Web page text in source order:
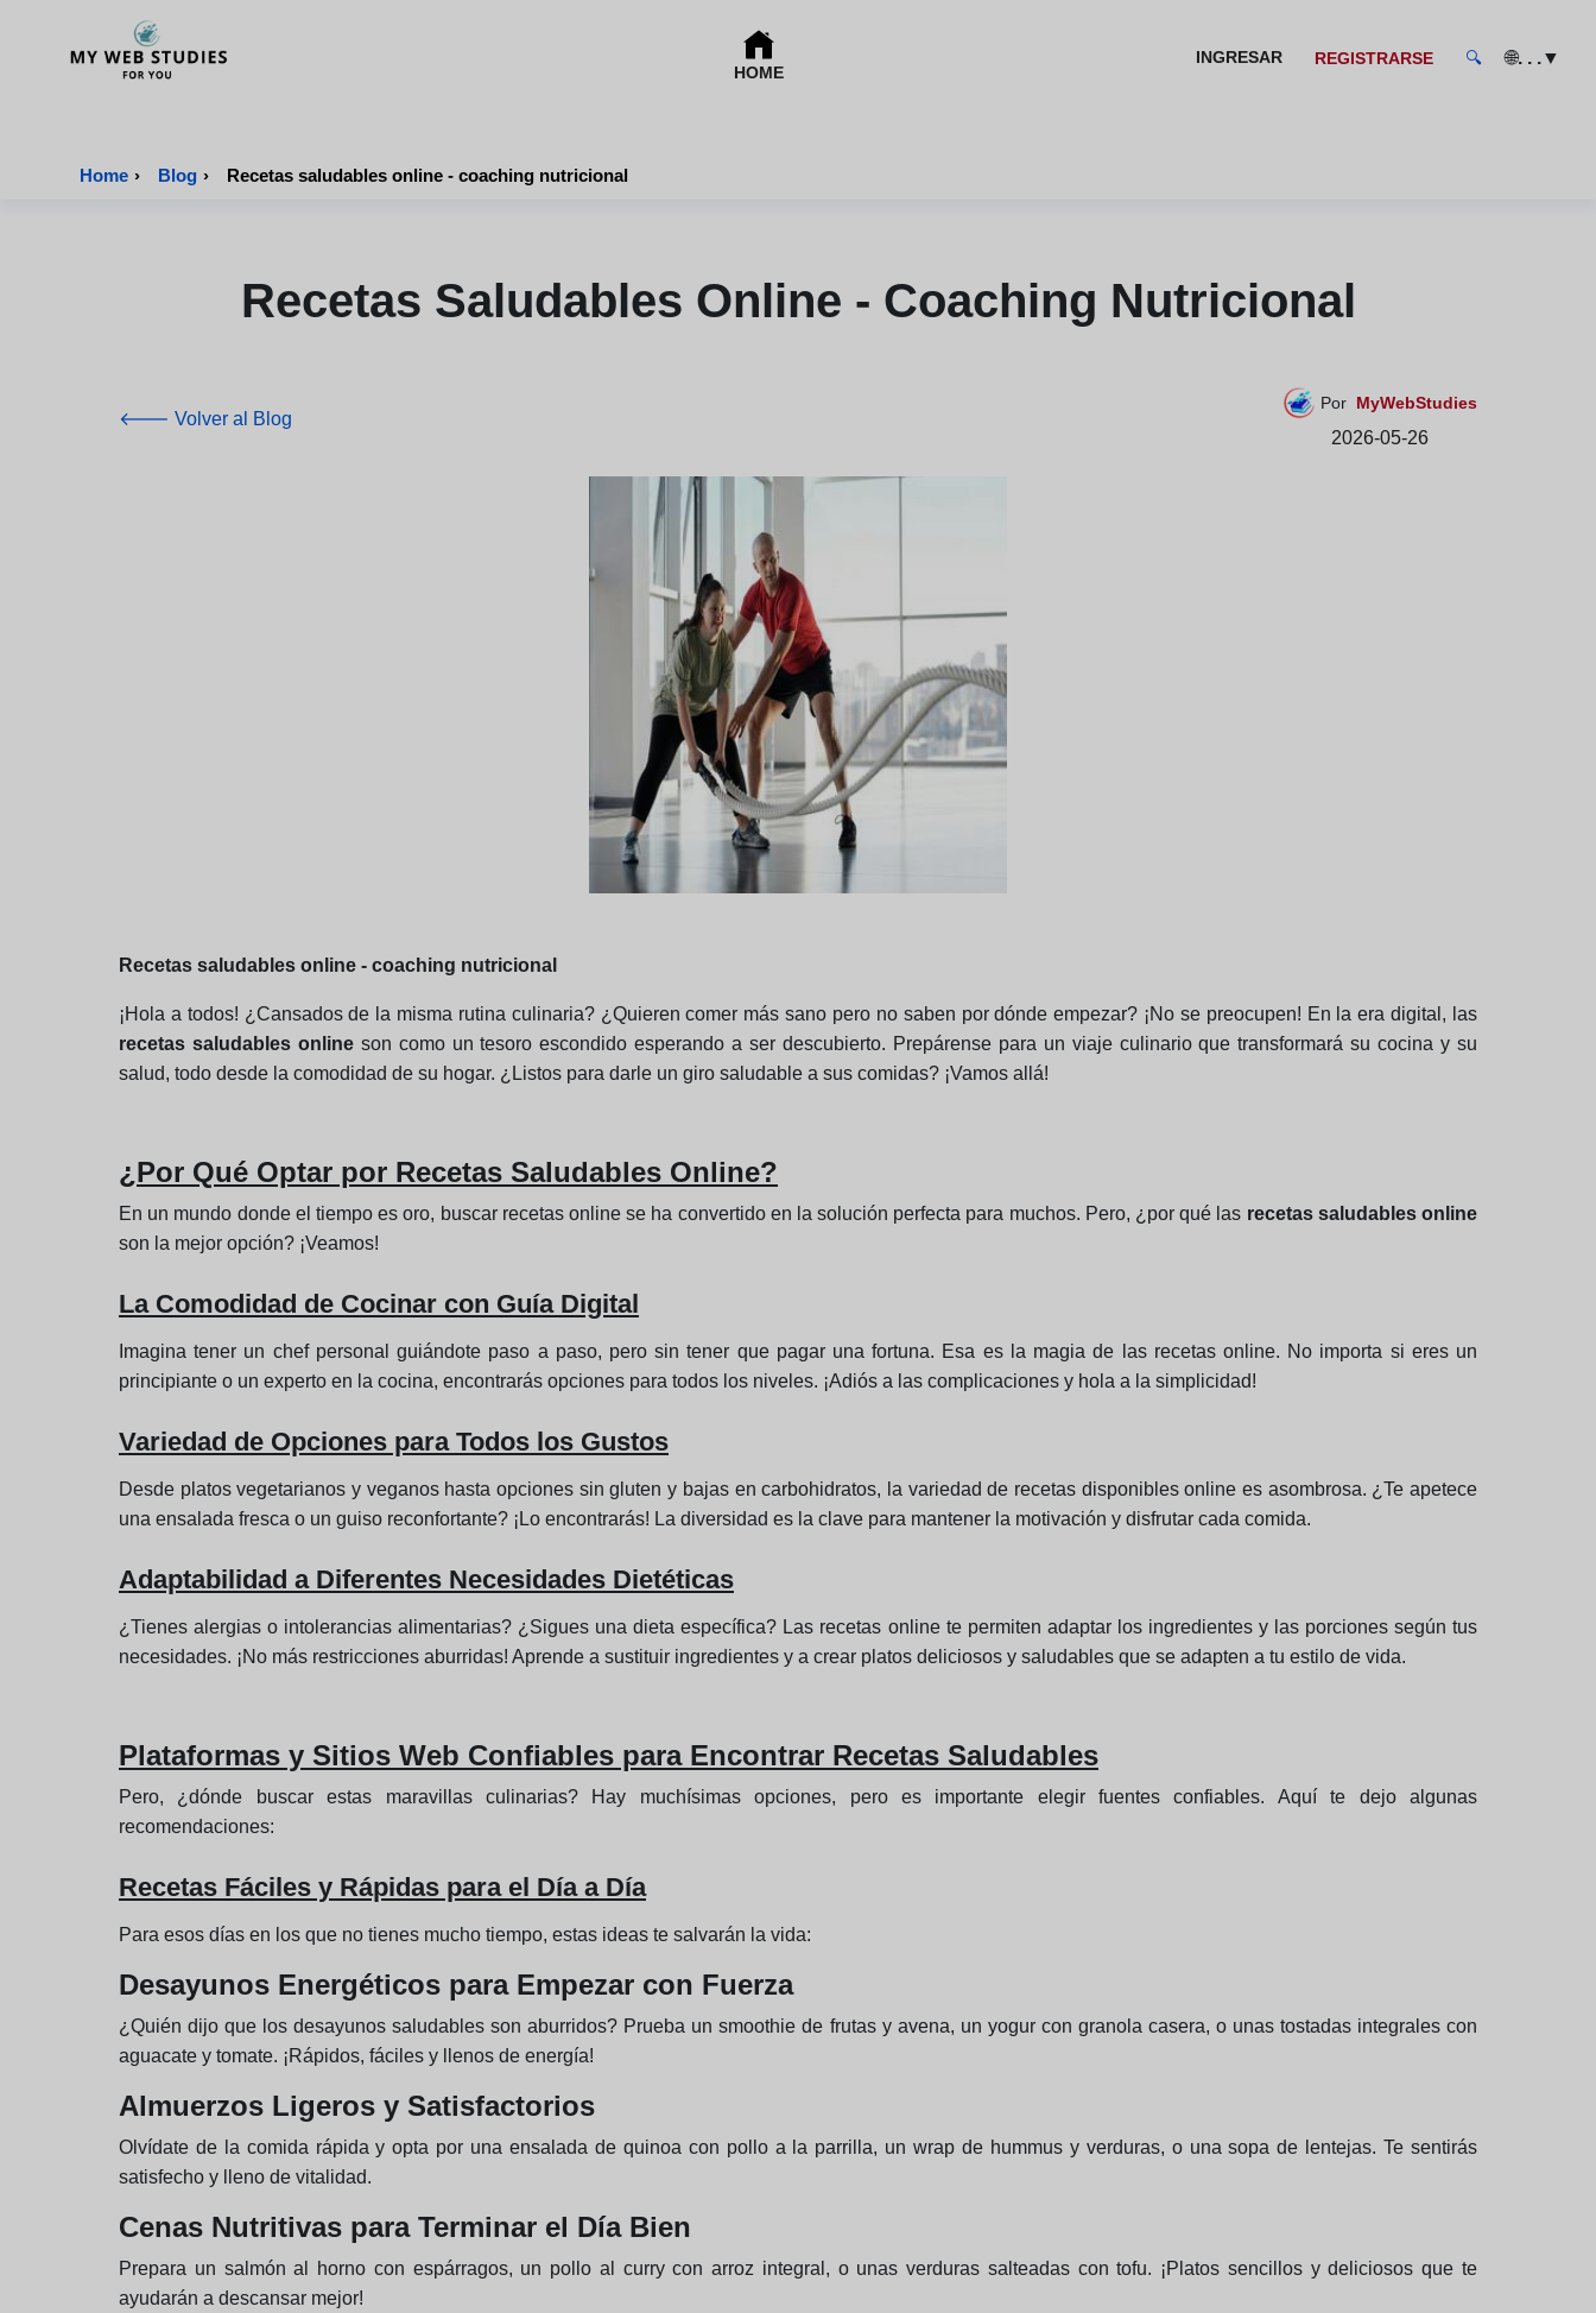
HOME
INGRESAR REGISTRARSE 🔍 🌐. . .▼
Home › Blog › Recetas saludables online - coaching nutricional
Recetas Saludables Online - Coaching Nutricional
🡐 Volver al Blog
Por MyWebStudies
2026-05-26
Recetas saludables online - coaching nutricional
¡Hola a todos! ¿Cansados de la misma rutina culinaria? ¿Quieren comer más sano pero no saben por dónde empezar? ¡No se preocupen! En la era digital, las
recetas saludables onlineson como un tesoro escondido esperando a ser descubierto. Prepárense para un viaje culinario que transformará su cocina y su
salud, todo desde la comodidad de su hogar. ¿Listos para darle un giro saludable a sus comidas? ¡Vamos allá!
¿Por Qué Optar por Recetas Saludables Online?
En un mundo donde el tiempo es oro, buscar recetas online se ha convertido en la solución perfecta para muchos. Pero, ¿por qué las recetas saludables online
son la mejor opción? ¡Veamos!
La Comodidad de Cocinar con Guía Digital
Imagina tener un chef personal guiándote paso a paso, pero sin tener que pagar una fortuna. Esa es la magia de las recetas online. No importa si eres un
principiante o un experto en la cocina, encontrarás opciones para todos los niveles. ¡Adiós a las complicaciones y hola a la simplicidad!
Variedad de Opciones para Todos los Gustos
Desde platos vegetarianos y veganos hasta opciones sin gluten y bajas en carbohidratos, la variedad de recetas disponibles online es asombrosa. ¿Te apetece
una ensalada fresca o un guiso reconfortante? ¡Lo encontrarás! La diversidad es la clave para mantener la motivación y disfrutar cada comida.
Adaptabilidad a Diferentes Necesidades Dietéticas
¿Tienes alergias o intolerancias alimentarias? ¿Sigues una dieta específica? Las recetas online te permiten adaptar los ingredientes y las porciones según tus
necesidades. ¡No más restricciones aburridas! Aprende a sustituir ingredientes y a crear platos deliciosos y saludables que se adapten a tu estilo de vida.
Plataformas y Sitios Web Confiables para Encontrar Recetas Saludables
Pero, ¿dónde buscar estas maravillas culinarias? Hay muchísimas opciones, pero es importante elegir fuentes confiables. Aquí te dejo algunas
recomendaciones:
Recetas Fáciles y Rápidas para el Día a Día
Para esos días en los que no tienes mucho tiempo, estas ideas te salvarán la vida:
Desayunos Energéticos para Empezar con Fuerza
¿Quién dijo que los desayunos saludables son aburridos? Prueba un smoothie de frutas y avena, un yogur con granola casera, o unas tostadas integrales con
aguacate y tomate. ¡Rápidos, fáciles y llenos de energía!
Almuerzos Ligeros y Satisfactorios
Olvídate de la comida rápida y opta por una ensalada de quinoa con pollo a la parrilla, un wrap de hummus y verduras, o una sopa de lentejas. Te sentirás
satisfecho y lleno de vitalidad.
Cenas Nutritivas para Terminar el Día Bien
Prepara un salmón al horno con espárragos, un pollo al curry con arroz integral, o unas verduras salteadas con tofu. ¡Platos sencillos y deliciosos que te
ayudarán a descansar mejor!